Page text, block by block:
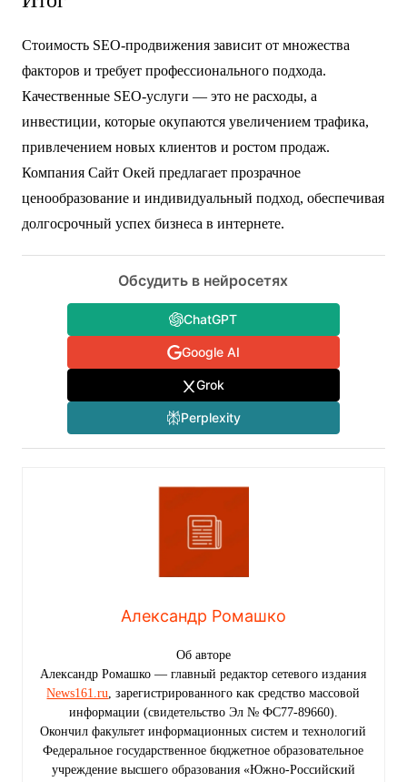
Стоимость SEO-продвижения зависит от множества
факторов и требует профессионального подхода.
Качественные SEO-услуги — это не расходы, а
инвестиции, которые окупаются увеличением трафика,
привлечением новых клиентов и ростом продаж.
Компания Сайт Окей предлагает прозрачное
ценообразование и индивидуальный подход, обеспечивая
долгосрочный успех бизнеса в интернете.
Обсудить в нейросетях
ChatGPT
Google AI
Grok
Perplexity
Александр Ромашко
Об авторе
Александр Ромашко — главный редактор сетевого издания
News161.ru , зарегистрированного как средство массовой
информации (свидетельство Эл № ФС77-89660).
Окончил факультет информационных систем и технологий
Федеральное государственное бюджетное образовательное
учреждение высшего образования «Южно-Российский